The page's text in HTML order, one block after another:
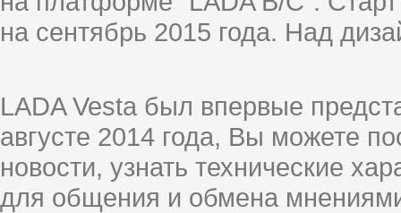
на сентябрь 2015 года. Над
LADA Vesta был впервые
августе 2014 года, Вы можете
новости, узнать технические
для общения и обмена